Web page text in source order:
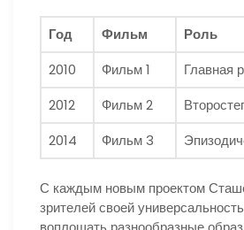
Год Фильм
Роль
2010
Фильм 1
Главная
2012
Фильм 2
2014
Фильм 3
С каждым новым проектом
зрителей своей